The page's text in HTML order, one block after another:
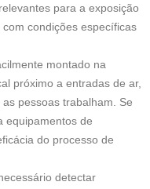
para a exposição
condições específicas
montado na
próximo a entradas de ar,
pessoas trabalham. Se
equipamentos de
do processo de
detectar